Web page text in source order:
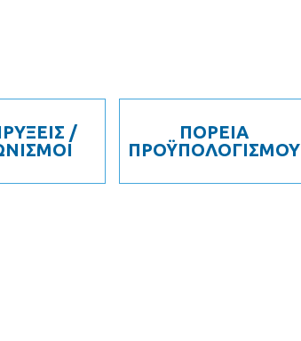
/
ΠΟΡΕΙΑ
ΠΡΟΫΠΟΛΟΓΙΣΜΟΥ